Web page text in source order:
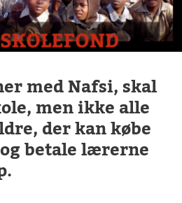
med Nafsi, skal
men ikke alle
der kan købe
betale lærerne